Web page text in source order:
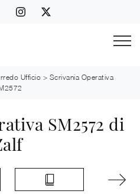
Ufficio > Scrivania Operativa
SM2572 di